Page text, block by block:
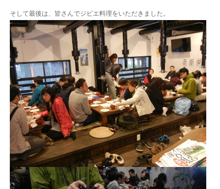
そして最後は、皆さんでジビエ料理をいただきました。